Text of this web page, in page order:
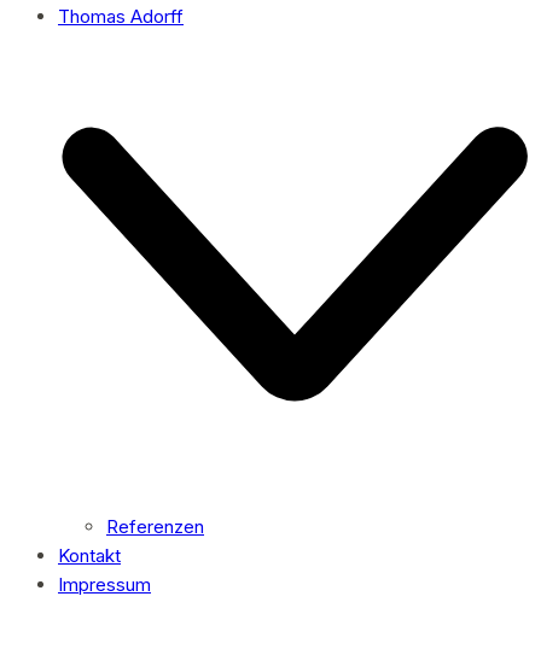
Thomas Adorff
Referenzen
Kontakt
Impressum